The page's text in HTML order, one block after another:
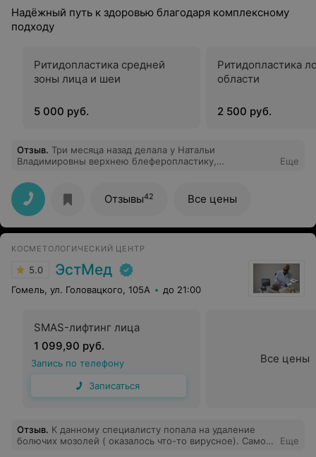
Надёжный путь к здоровью благодаря комплексному
подходу
Ритидопластика средней
зоны лица и шеи
5 000 руб.
Ритидопластика
области
2 500 руб.
Отзыв. Три месяца назад делала у Натальи
Владимировны верхнею блеферопластику,
аккуратненько, слегка заметны рубцы и то если
присматриваться. Мне очень нравится мой взгляд.
Большое спасибо за качественную операцию и
душевное отношение. Следующую операцию буду
делать только у Натальи Владимировны.
Еще
Отзывы42 Все цены
КОСМЕТОЛОГИЧЕСКИЙ ЦЕНТР
5.0 ЭстМед
Гомель, ул. Головацкого, 105А до 21:00
SMAS-лифтинг лица
1 099,90 руб.
Запись по телефону
Записаться
Все цены
Отзыв. К данному специалисту попала на удаление
болючих мозолей ( оказалось что-то вирусное). Само
Еще